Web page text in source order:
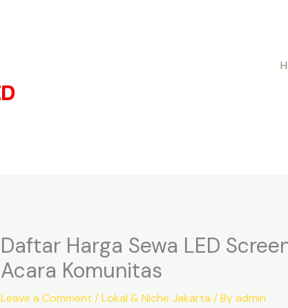
Daftar Harga Sewa LED
Acara Komunitas
Leave a Comment /Lokal & Niche Jakarta / Byadmin